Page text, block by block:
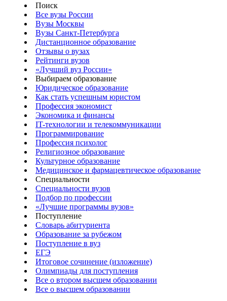
Поиск
Все вузы России
Вузы Москвы
Вузы Санкт-Петербурга
Дистанционное образование
Отзывы о вузах
Рейтинги вузов
«Лучший вуз России»
Выбираем образование
Юридическое образование
Как стать успешным юристом
Профессия экономист
Экономика и финансы
IT-технологии и телекоммуникации
Программирование
Профессия психолог
Религиозное образование
Культурное образование
Медицинское и фармацевтическое образование
Специальности
Специальности вузов
Подбор по профессии
«Лучшие программы вузов»
Поступление
Словарь абитуриента
Образование за рубежом
Поступление в вуз
ЕГЭ
Итоговое сочинение (изложение)
Олимпиады для поступления
Все о втором высшем образовании
Все о высшем образовании